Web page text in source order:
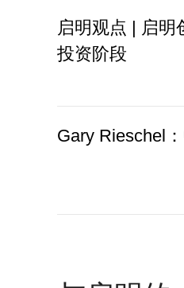
启明观点 | 启明
投资阶段
Gary Rieschel